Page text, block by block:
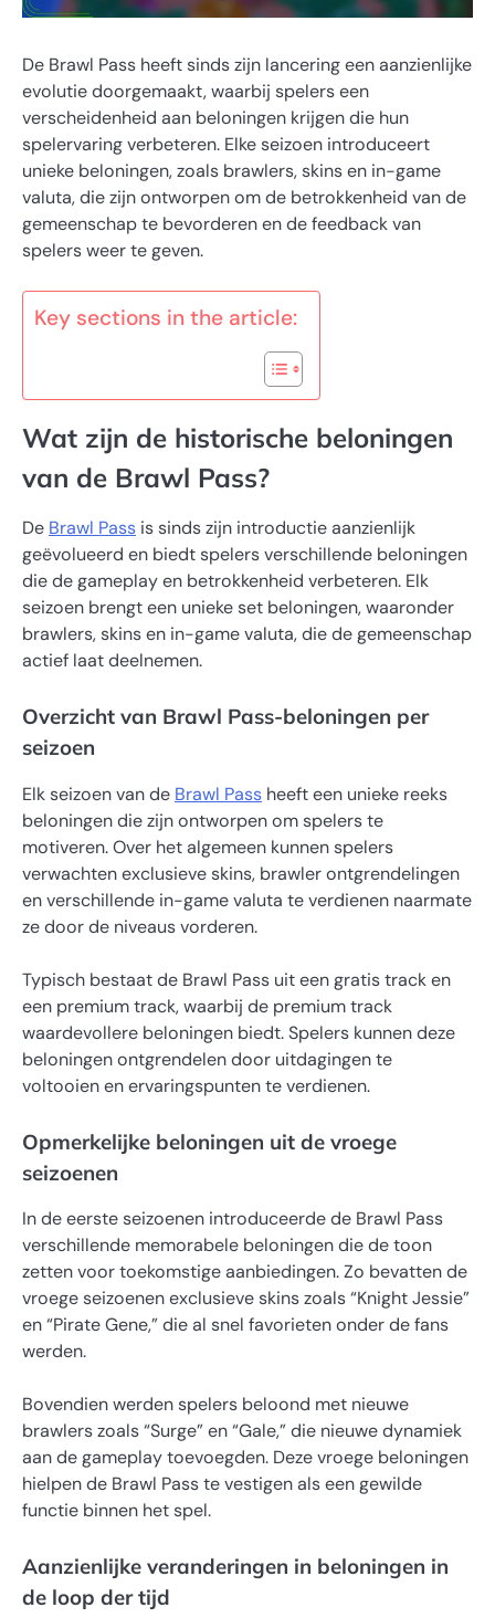
De Brawl Pass heeft sinds zijn lancering een aanzienlijke
evolutie doorgemaakt, waarbij spelers een
verscheidenheid aan beloningen krijgen die hun
spelervaring verbeteren. Elke seizoen introduceert
unieke beloningen, zoals brawlers, skins en in-game
valuta, die zijn ontworpen om de betrokkenheid van de
gemeenschap te bevorderen en de feedback van
spelers weer te geven.
Key sections in the article:
Wat zijn de historische beloningen
van de Brawl Pass?
De Brawl Pass is sinds zijn introductie aanzienlijk
geëvolueerd en biedt spelers verschillende beloningen
die de gameplay en betrokkenheid verbeteren. Elk
seizoen brengt een unieke set beloningen, waaronder
brawlers, skins en in-game valuta, die de gemeenschap
actief laat deelnemen.
Overzicht van Brawl Pass-beloningen per
seizoen
Elk seizoen van de Brawl Pass heeft een unieke reeks
beloningen die zijn ontworpen om spelers te
motiveren. Over het algemeen kunnen spelers
verwachten exclusieve skins, brawler ontgrendelingen
en verschillende in-game valuta te verdienen naarmate
ze door de niveaus vorderen.
Typisch bestaat de Brawl Pass uit een gratis track en
een premium track, waarbij de premium track
waardevollere beloningen biedt. Spelers kunnen deze
beloningen ontgrendelen door uitdagingen te
voltooien en ervaringspunten te verdienen.
Opmerkelijke beloningen uit de vroege
seizoenen
In de eerste seizoenen introduceerde de Brawl Pass
verschillende memorabele beloningen die de toon
zetten voor toekomstige aanbiedingen. Zo bevatten de
vroege seizoenen exclusieve skins zoals “Knight Jessie”
en “Pirate Gene,” die al snel favorieten onder de fans
werden.
Bovendien werden spelers beloond met nieuwe
brawlers zoals “Surge” en “Gale,” die nieuwe dynamiek
aan de gameplay toevoegden. Deze vroege beloningen
hielpen de Brawl Pass te vestigen als een gewilde
functie binnen het spel.
Aanzienlijke veranderingen in beloningen in
de loop der tijd